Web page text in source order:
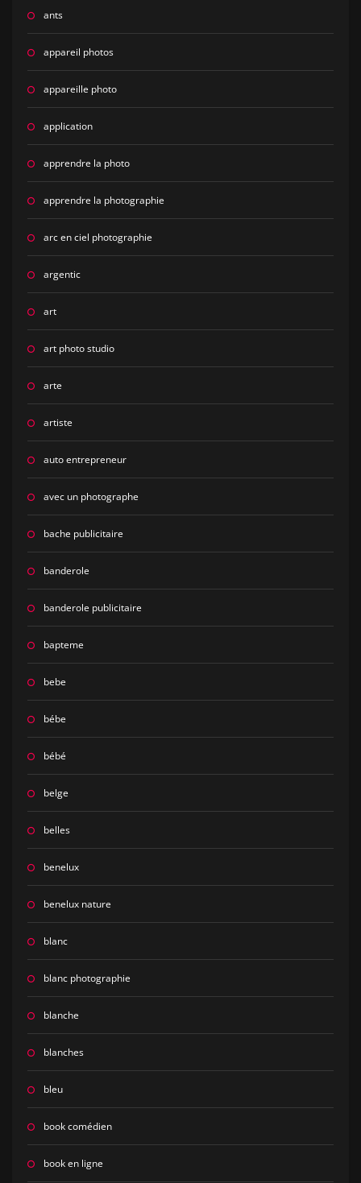
ants
appareil photos
appareille photo
application
apprendre la photo
apprendre la photographie
arc en ciel photographie
argentic
art
art photo studio
arte
artiste
auto entrepreneur
avec un photographe
bache publicitaire
banderole
banderole publicitaire
bapteme
bebe
bébe
bébé
belge
belles
benelux
benelux nature
blanc
blanc photographie
blanche
blanches
bleu
book comédien
book en ligne